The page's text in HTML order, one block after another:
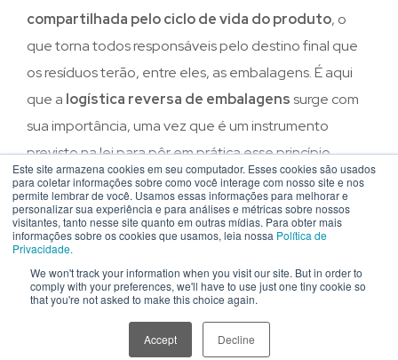
Este site armazena cookies em seu computador. Esses cookies são usados
para coletar informações sobre como você interage com nosso site e nos
permite lembrar de você. Usamos essas informações para melhorar e
personalizar sua experiência e para análises e métricas sobre nossos
visitantes, tanto nesse site quanto em outras mídias. Para obter mais
informações sobre os cookies que usamos, leia nossa Política de
Privacidade.
We won't track your information when you visit our site. But in order to
comply with your preferences, we'll have to use just one tiny cookie so
that you're not asked to make this choice again.
Accept Decline
compartilhada pelo ciclo de vida do produto, o
que torna todos responsáveis pelo destino final que
os resíduos terão, entre eles, as embalagens. É aqui
que a logística reversa de embalagenssurge com
sua importância, uma vez que é um instrumento
previsto na lei para pôr em prática esse princípio.
Alogística reversapode ser definida como um
conjunto de ações e procedimentos que têm como
objetivocoletar e reaproveitar os resíduos
sólidos, fazendo com que eles tenham uma
destinação correta, seja retornando para o produtor
de origem ou para outros ciclos produtivos. Por meio
desse instrumento,fabricantes, importadores,